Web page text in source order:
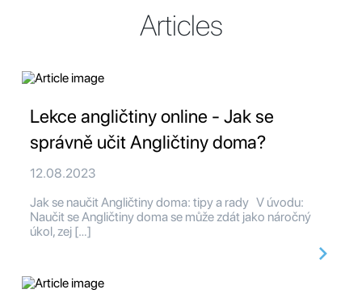
Articles
Lekce angličtiny online - Jak se
správně učit Angličtiny doma?
12.08.2023
Jak se naučit Angličtiny doma: tipy a rady V úvodu:
Naučit se Angličtiny doma se může zdát jako náročný
úkol, zej […]